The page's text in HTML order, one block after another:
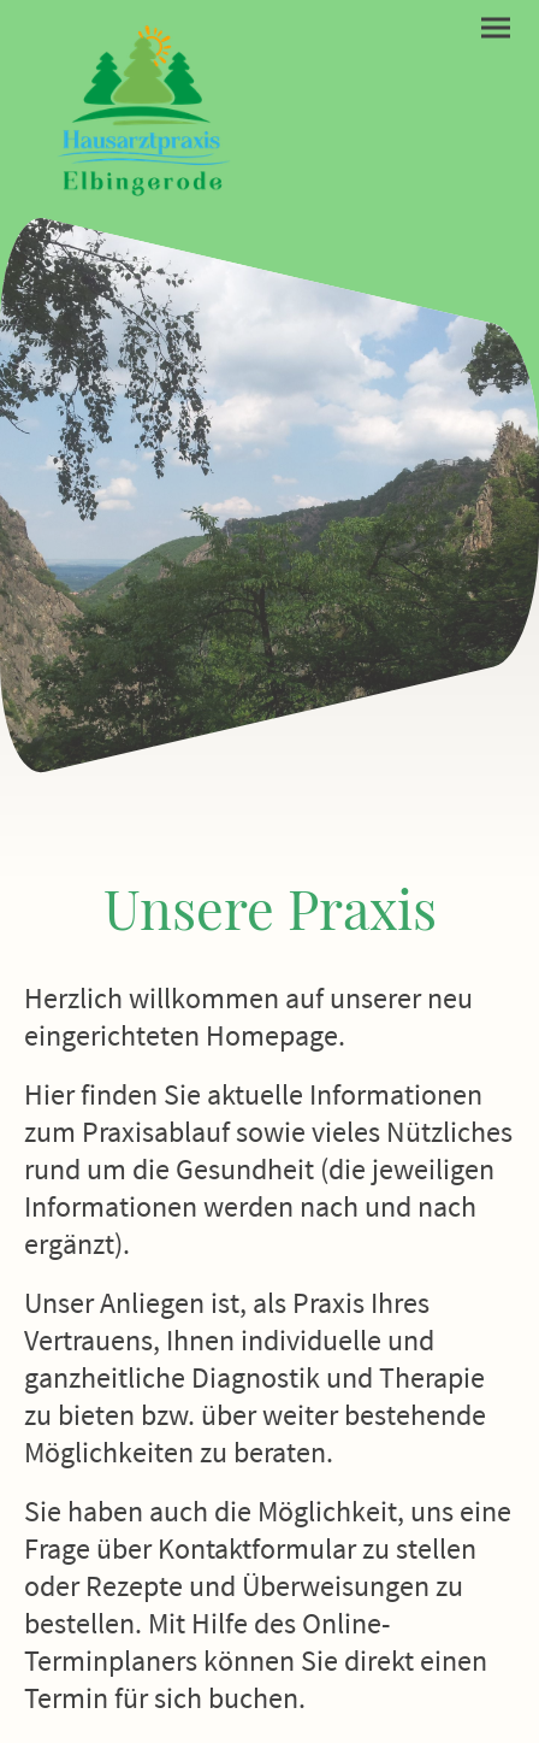
Unsere Praxis
Herzlich willkommen auf unserer neu
eingerichteten Homepage.
Hier finden Sie aktuelle Informationen
zum Praxisablauf sowie vieles Nützliches
rund um die Gesundheit (die jeweiligen
Informationen werden nach und nach
ergänzt).
Unser Anliegen ist, als Praxis Ihres
Vertrauens, Ihnen individuelle und
ganzheitliche Diagnostik und Therapie
zu bieten bzw. über weiter bestehende
Möglichkeiten zu beraten.
Sie haben auch die Möglichkeit, uns eine
Frage über Kontaktformular zu stellen
oder Rezepte und Überweisungen zu
bestellen. Mit Hilfe des Online-
Terminplaners können Sie direkt einen
Termin für sich buchen.